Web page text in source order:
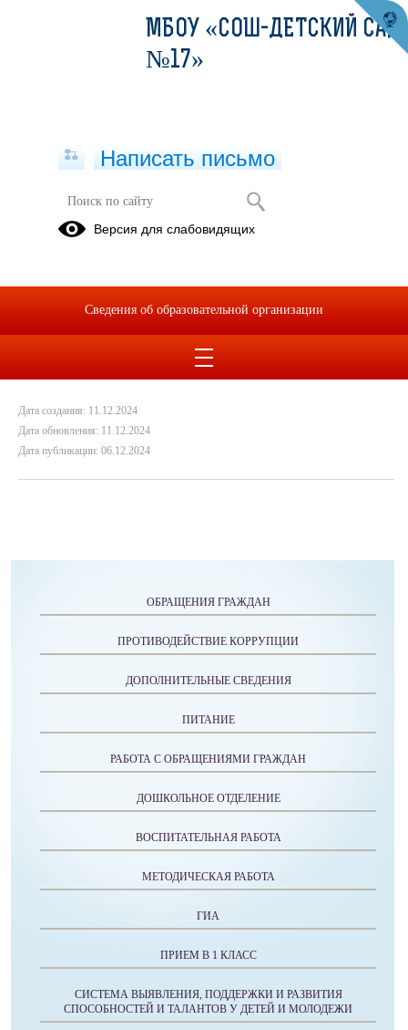
День Героев Отечества.
Дата создания: 11.12.2024
Дата обновления: 11.12.2024
Дата публикации: 06.12.2024
ОБРАЩЕНИЯ ГРАЖДАН
ПРОТИВОДЕЙСТВИЕ КОРРУПЦИИ
ДОПОЛНИТЕЛЬНЫЕ СВЕДЕНИЯ
ПИТАНИЕ
РАБОТА С ОБРАЩЕНИЯМИ ГРАЖДАН
ДОШКОЛЬНОЕ ОТДЕЛЕНИЕ
ВОСПИТАТЕЛЬНАЯ РАБОТА
МЕТОДИЧЕСКАЯ РАБОТА
ГИА
ПРИЕМ В 1 КЛАСС
СИСТЕМА ВЫЯВЛЕНИЯ, ПОДДЕРЖКИ И РАЗВИТИЯ
СПОСОБНОСТЕЙ И ТАЛАНТОВ У ДЕТЕЙ И МОЛОДЕЖИ
МБОУ «СОШ-ДЕТСКИЙ САД
№17»
Написать письмо
Версия для слабовидящих
Сведения об образовательной организации